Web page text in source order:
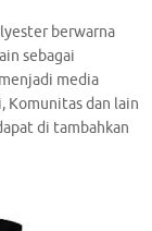
berwarna
sebagai
media
Komunitas dan lain
di tambahkan